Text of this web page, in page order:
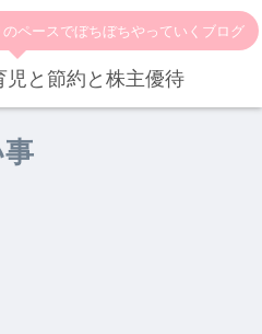
ペースでぼちぼちやっていくブログ
児と節約と株主優待